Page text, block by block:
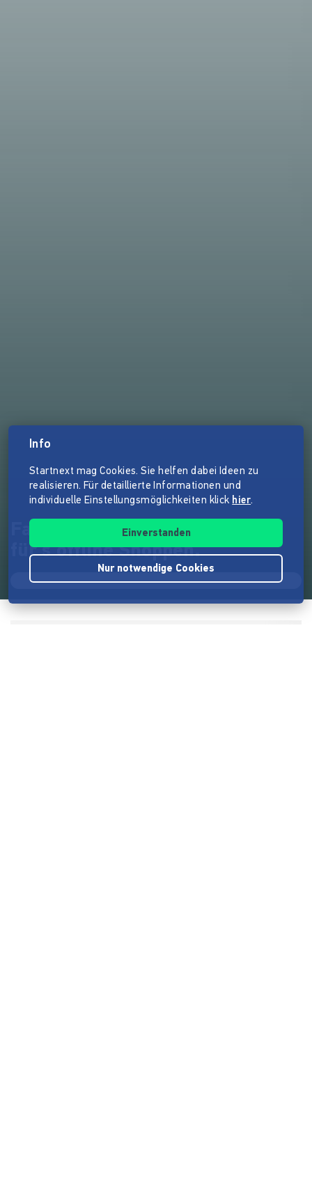
FairOrt – Die online Plattform,
für's offline Shoppen.
Info
Startnext mag Cookies. Sie helfen dabei Ideen zu
realisieren. Für detaillierte Informationen und
individuelle Einstellungsmöglichkeiten klick hier.
Einverstanden
Nur notwendige Cookies